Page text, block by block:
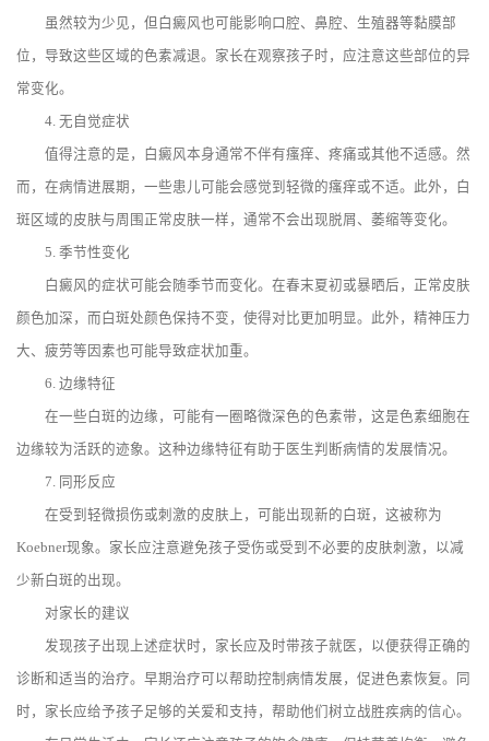
虽然较为少见，但白癜风也可能影响口腔、鼻腔、生殖器等黏膜部
位，导致这些区域的色素减退。家长在观察孩子时，应注意这些部位的异
常变化。
4. 无自觉症状
值得注意的是，白癜风本身通常不伴有瘙痒、疼痛或其他不适感。然
而，在病情进展期，一些患儿可能会感觉到轻微的瘙痒或不适。此外，白
斑区域的皮肤与周围正常皮肤一样，通常不会出现脱屑、萎缩等变化。
5. 季节性变化
白癜风的症状可能会随季节而变化。在春末夏初或暴晒后，正常皮肤
颜色加深，而白斑处颜色保持不变，使得对比更加明显。此外，精神压力
大、疲劳等因素也可能导致症状加重。
6. 边缘特征
在一些白斑的边缘，可能有一圈略微深色的色素带，这是色素细胞在
边缘较为活跃的迹象。这种边缘特征有助于医生判断病情的发展情况。
7. 同形反应
在受到轻微损伤或刺激的皮肤上，可能出现新的白斑，这被称为
Koebner现象。家长应注意避免孩子受伤或受到不必要的皮肤刺激，以减
少新白斑的出现。
对家长的建议
发现孩子出现上述症状时，家长应及时带孩子就医，以便获得正确的
诊断和适当的治疗。早期治疗可以帮助控制病情发展，促进色素恢复。同
时，家长应给予孩子足够的关爱和支持，帮助他们树立战胜疾病的信心。